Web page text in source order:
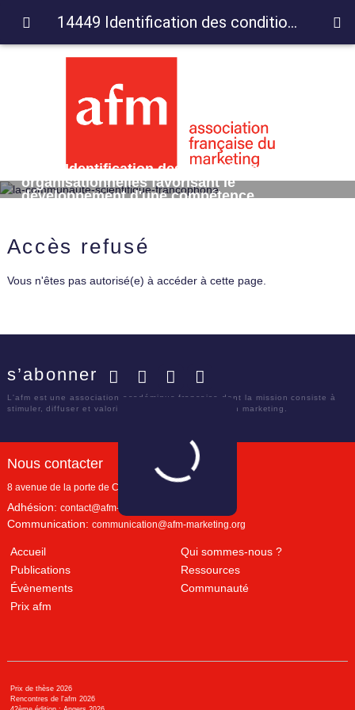
14449 Identification des conditions
organisationnelles favorisant le
développement d'une compétence
Accès refusé
Vous n'êtes pas autorisé(e) à accéder à cette page.
s’abonner
L'afm est une association académique française dont la mission consiste à
stimuler, diffuser et valoriser le savoir scientifique en marketing.
Nous contacter
8 avenue de la porte de Champerret
Adhésion: contact@afm-marketing.org
Communication: communication@afm-marketing.org
Accueil
Qui sommes-nous ?
Publications
Ressources
Évènements
Communauté
Prix afm
Prix de thèse 2026
Rencontres de l'afm 2026
14449 Identification des conditions organisationnelles favorisant le développement d'une compétence d'intelligence marché